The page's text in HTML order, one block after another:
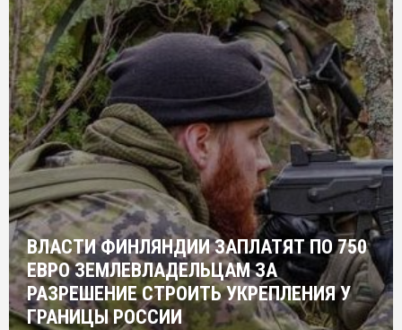
ВЛАСТИ ФИНЛЯНДИИ ЗАПЛАТЯТ ПО 750
ЕВРО ЗЕМЛЕВЛАДЕЛЬЦАМ ЗА
РАЗРЕШЕНИЕ СТРОИТЬ УКРЕПЛЕНИЯ У
ГРАНИЦЫ РОССИИ